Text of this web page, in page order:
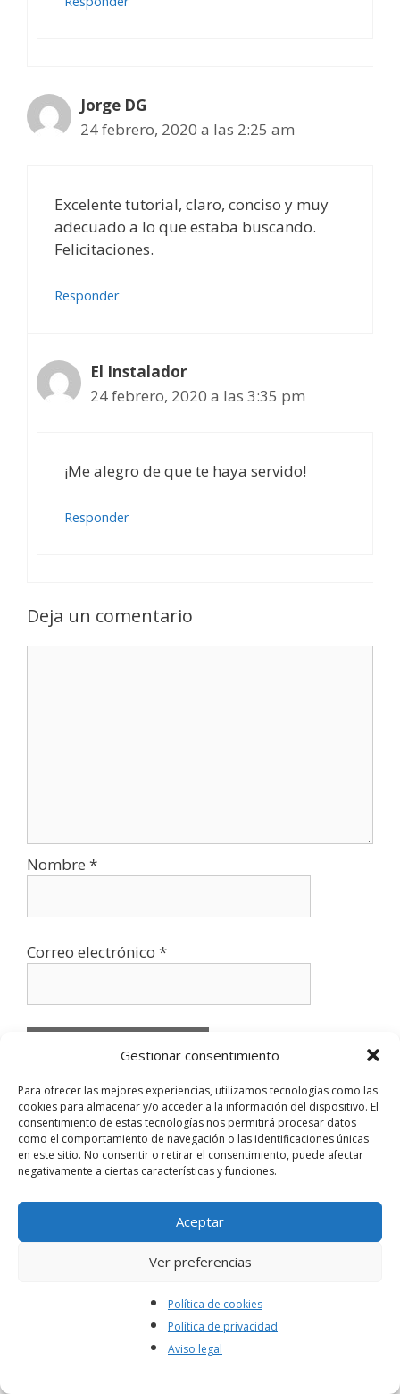
Gestionar consentimiento
Para ofrecer las mejores experiencias, utilizamos tecnologías como las
cookies para almacenar y/o acceder a la información del dispositivo. El
consentimiento de estas tecnologías nos permitirá procesar datos
como el comportamiento de navegación o las identificaciones únicas
en este sitio. No consentir o retirar el consentimiento, puede afectar
negativamente a ciertas características y funciones.
Aceptar
Ver preferencias
Política de cookies
Política de privacidad
Aviso legal
Jorge DG
24 febrero, 2020 a las 2:25 am
Excelente tutorial, claro, conciso y muy
adecuado a lo que estaba buscando.
Felicitaciones.
Responder
El Instalador
24 febrero, 2020 a las 3:35 pm
¡Me alegro de que te haya servido!
Responder
Deja un comentario
Nombre *
Correo electrónico *
Búsqueda
Buscar:
Contribuye con este sitio
desde PayPal contribuyes a la creación de
nuevos contenidos, ¡gracias!